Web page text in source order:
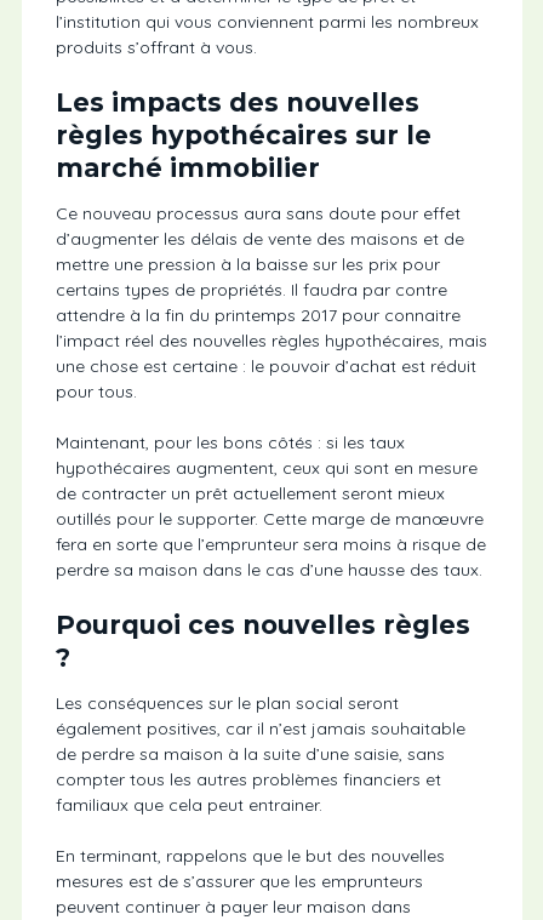
l’institution qui vous conviennent parmi les nombreux
produits s’offrant à vous.
Les impacts des nouvelles
règles hypothécaires sur le
marché immobilier
Ce nouveau processus aura sans doute pour effet
d’augmenter les délais de vente des maisons et de
mettre une pression à la baisse sur les prix pour
certains types de propriétés. Il faudra par contre
attendre à la fin du printemps 2017 pour connaitre
l’impact réel des nouvelles règles hypothécaires, mais
une chose est certaine : le pouvoir d’achat est réduit
pour tous.
Maintenant, pour les bons côtés : si les taux
hypothécaires augmentent, ceux qui sont en mesure
de contracter un prêt actuellement seront mieux
outillés pour le supporter. Cette marge de manœuvre
fera en sorte que l’emprunteur sera moins à risque de
perdre sa maison dans le cas d’une hausse des taux.
Pourquoi ces nouvelles règles
?
Les conséquences sur le plan social seront
également positives, car il n’est jamais souhaitable
de perdre sa maison à la suite d’une saisie, sans
compter tous les autres problèmes financiers et
familiaux que cela peut entrainer.
En terminant, rappelons que le but des nouvelles
mesures est de s’assurer que les emprunteurs
peuvent continuer à payer leur maison dans